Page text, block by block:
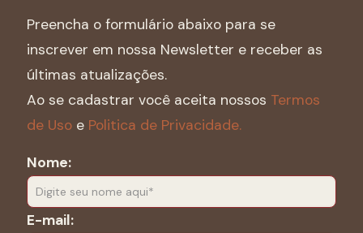
Preencha o formulário abaixo para se
inscrever em nossa Newsletter e receber as
últimas atualizações.
Ao se cadastrar você aceita nossos Termos
de Uso e Politica de Privacidade.
Nome:
E-mail: